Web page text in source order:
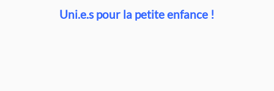
Uni.e.s pour la petite enfance !